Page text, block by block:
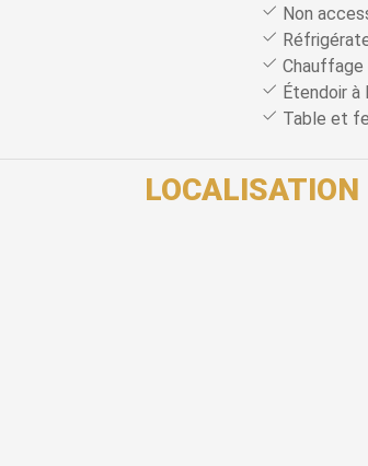
Non
Chauffage
Étendoir à
Table et
LOCALISATION